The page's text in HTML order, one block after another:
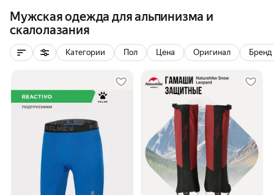
Мужская одежда для альпинизма и
скалолазания
Категории Пол Цена Оригинал Бренд